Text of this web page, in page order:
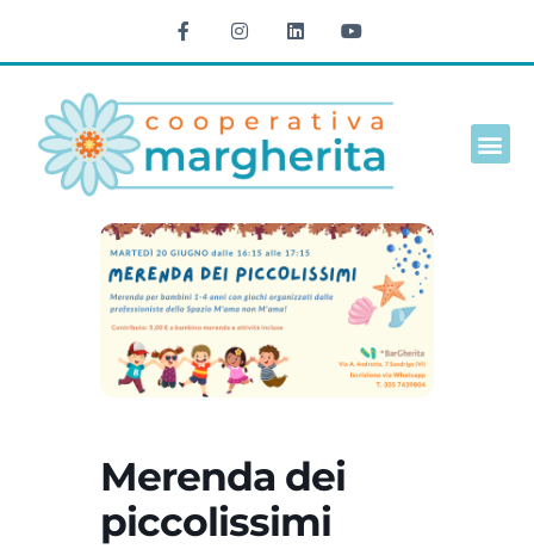
Merenda dei
piccolissimi